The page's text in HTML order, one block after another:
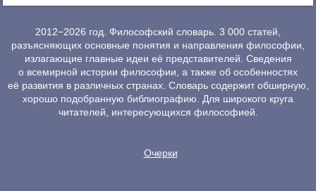
2012−2026 год. Философский словарь. 3 000 статей,
разъясняющих основные понятия и направления философии,
излагающие главные идеи её представителей. Сведения
о всемирной истории философии, а также об особенностях
её развития в различных странах. Словарь содержит обширную,
хорошо подобранную библиографию. Для широкого круга
читателей, интересующихся философией.
Очерки